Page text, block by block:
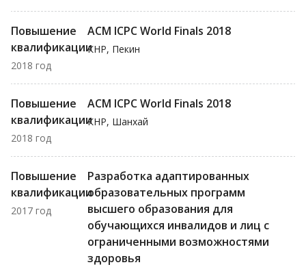
Повышение
квалификации
2018 год
ACM ICPC World Finals 2018
КНР, Пекин
Повышение
квалификации
2018 год
ACM ICPC World Finals 2018
КНР, Шанхай
Повышение
квалификации
2017 год
Разработка адаптированных
образовательных программ
высшего образования для
обучающихся инвалидов и лиц с
ограниченными возможностями
здоровья